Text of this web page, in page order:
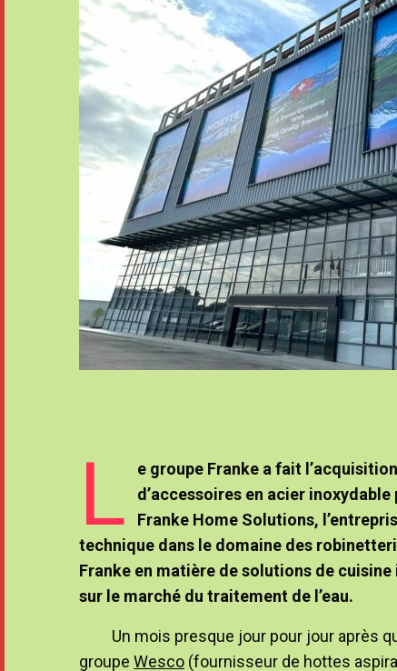
L
e groupe Franke a fait
d’accessoires en acier
Franke Home Solutions,
technique dans le domaine des
Franke en matière de solutions de
sur le marché du traitement de l’eau.
Un mois presque jour pour jour après
groupeWesco (fournisseur de hottes